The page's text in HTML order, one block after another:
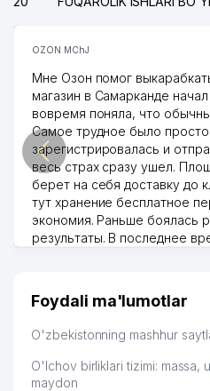
OZON MChJ
Мне Озон помог
магазин в Самарканде начал
вовремя поняла, что
Самое трудное было
зарегистрировалась и
весь страх сразу ушел.
берет на себя доставку до
тут хранение бесплатное
экономия. Раньше боялась
результаты. В последнее
дальше развиваюсь
Hamida 03.08.2026 12:45:39
Foydali ma'lumotlar
O'zbekistonning mashhur
O'lchov birliklari tizimi: massa,
maydon